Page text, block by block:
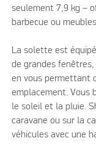
seulement 7,9 kg –
barbecue ou
La solette est
de grandes
en vous permettant
emplacement. Vous
le soleil et la pluie.
caravane ou sur la
véhicules avec une